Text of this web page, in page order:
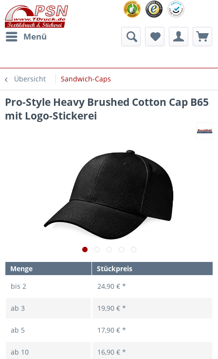
Menü
Übersicht Sandwich-Caps
Pro-Style Heavy Brushed Cotton Cap B65
mit Logo-Stickerei
Menge
Stückpreis
bis 2 24,90 € *
ab 3 19,90 € *
ab 5 17,90 € *
ab 10 16,90 € *